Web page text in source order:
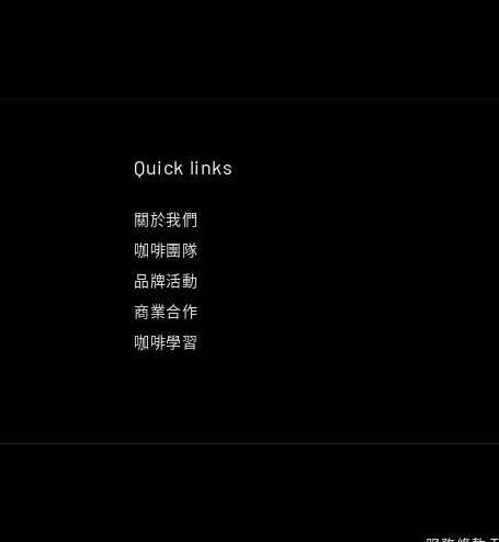
Quick links
關於我們
咖啡團隊
品牌活動
商業合作
咖啡學習